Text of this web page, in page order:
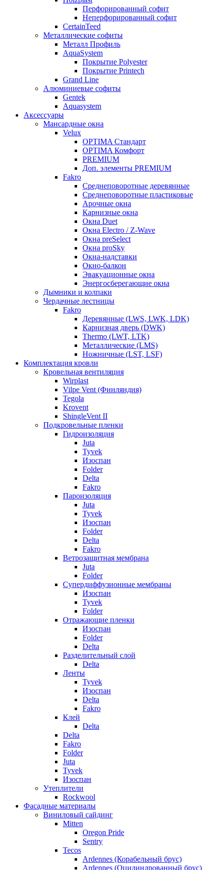
Перфорированный софит
Неперфорированный софит
CertainTeed
Металлические софиты
Металл Профиль
AquaSystem
Покрытие Polyester
Покрытие Printech
Grand Line
Алюминиевые софиты
Gentek
Aquasystem
Аксессуары
Мансардные окна
Velux
OPTIMA Стандарт
OPTIMA Комфорт
PREMIUM
Доп. элементы PREMIUM
Fakro
Cреднеповоротные деревянные
Cреднеповоротные пластиковые
Арочные окна
Карнизные окна
Окна Duet
Окна Electro / Z-Wave
Окна preSelect
Окна proSky
Окна-надставки
Окно-балкон
Эвакуационные окна
Энергосберегающие окна
Дымники и колпаки
Чердачные лестницы
Fakro
Деревянные (LWS, LWK, LDK)
Карнизная дверь (DWK)
Thermo (LWT, LTK)
Металлические (LMS)
Ножничные (LST, LSF)
Комплектация кровли
Кровельная вентиляция
Wirplast
Vilpe Vent (Финляндия)
Tegola
Krovent
ShingleVent II
Подкровельные пленки
Гидроизоляция
Juta
Tyvek
Изоспан
Folder
Delta
Fakro
Пароизоляция
Juta
Tyvek
Изоспан
Folder
Delta
Fakro
Ветрозащитная мембрана
Juta
Folder
Супердиффузионные мембраны
Изоспан
Tyvek
Folder
Отражающие пленки
Изоспан
Folder
Delta
Разделительный слой
Delta
Ленты
Tyvek
Изоспан
Delta
Fakro
Клей
Delta
Delta
Fakro
Folder
Juta
Tyvek
Изоспан
Утеплители
Rockwool
Фасадные материалы
Виниловый сайдинг
Mitten
Oregon Pride
Sentry
Tecos
Ardennes (Корабельный брус)
Ardennes (Оцилиндрованный брус)